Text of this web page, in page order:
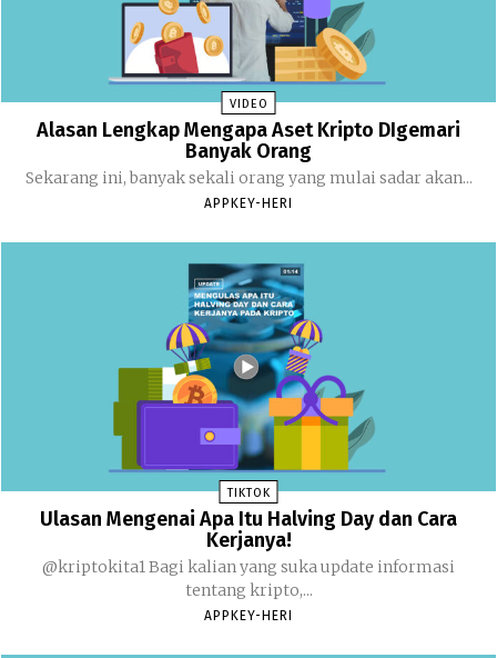
VIDEO
Alasan Lengkap Mengapa Aset Kripto DIgemari
Banyak Orang
Sekarang ini, banyak sekali orang yang mulai sadar akan...
APPKEY-HERI
TIKTOK
Ulasan Mengenai Apa Itu Halving Day dan Cara
Kerjanya!
@kriptokita1 Bagi kalian yang suka update informasi
tentang kripto,...
APPKEY-HERI